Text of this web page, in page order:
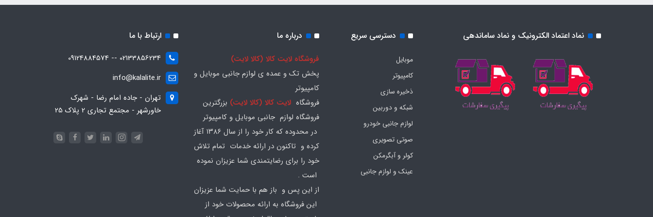
نماد اعتماد الکترونیک و نماد ساماندهی دسترسی سریع
موبایل
کامپیوتر
ذخیره سازی
شبکه و دوربین
لوازم جانبی خودرو
صوتی تصویری
کولر و آبگرمکن
عینک و لوازم جانبی
درباره ما
فروشگاه لایت کالا (کالا لایت)
پخش تک و عمده ی لوازم جانبی موبایل و
کامپیوتر
فروشگاه لایت کالا (کالا لایت) بزرگترین
فروشگاه لوازم جانبی موبایل و کامپیوتر
در محدوده که کار خود را از سال ۱۳۸۶ آغاز
کرده و تاکنون در ارائه خدمات تمام تلاش
خود را برای رضایتمندی شما عزیزان نموده
است .
از این پس و باز هم با حمایت شما عزیزان
این فروشگاه به ارائه محصولات خود از
ارتباط با ما
02133856234 -- 09124884574
info@kalalite.ir
تهران - جاده امام رضا - شهرک
خاورشهر - مجتمع تجاری 2 پلاک 25